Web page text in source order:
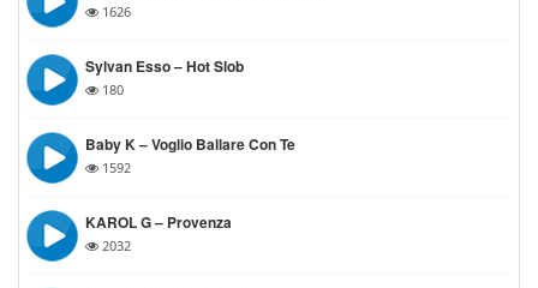
1626
Sylvan Esso – Hot Slob
180
Baby K – Voglio Ballare Con Te
1592
KAROL G – Provenza
2032